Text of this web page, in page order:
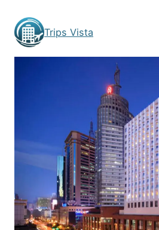
content
Trips Vista